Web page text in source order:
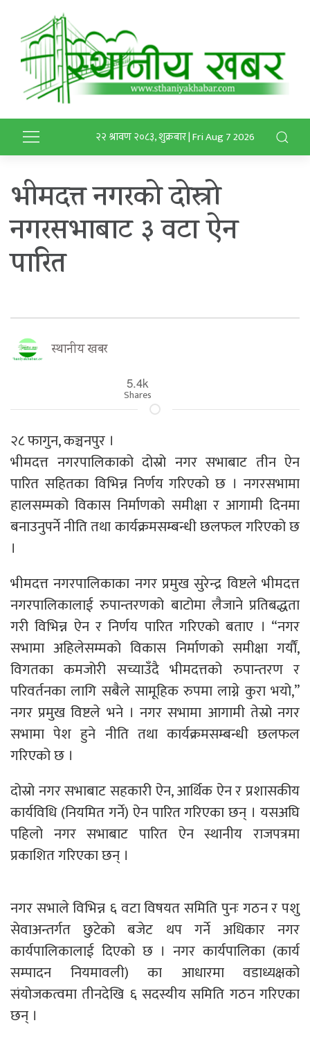
२२ श्रावण २०८३, शुक्रबार | Fri Aug 7 2026
भीमदत्त नगरको दोस्रो
नगरसभाबाट ३ वटा ऐन
पारित
स्थानीय खबर
5.4k
Shares
२८ फागुन, कञ्चनपुर ।
भीमदत्त नगरपालिकाको दोस्रो नगर सभाबाट तीन ऐन
पारित सहितका विभिन्न निर्णय गरिएको छ । नगरसभामा
हालसम्मको विकास निर्माणको समीक्षा र आगामी दिनमा
बनाउनुपर्ने नीति तथा कार्यक्रमसम्बन्धी छलफल गरिएको छ
।
भीमदत्त नगरपालिकाका नगर प्रमुख सुरेन्द्र विष्टले भीमदत्त
नगरपालिकालाई रुपान्तरणको बाटोमा लैजाने प्रतिबद्धता
गरी विभिन्न ऐन र निर्णय पारित गरिएको बताए । “नगर
सभामा अहिलेसम्मको विकास निर्माणको समीक्षा गर्याैं,
विगतका कमजोरी सच्याउँदै भीमदत्तको रुपान्तरण र
परिवर्तनका लागि सबैले सामूहिक रुपमा लाग्ने कुरा भयो,”
नगर प्रमुख विष्टले भने । नगर सभामा आगामी तेस्रो नगर
सभामा पेश हुने नीति तथा कार्यक्रमसम्बन्धी छलफल
गरिएको छ ।
दोस्रो नगर सभाबाट सहकारी ऐन, आर्थिक ऐन र प्रशासकीय
कार्यविधि (नियमित गर्ने) ऐन पारित गरिएका छन् । यसअघि
पहिलो नगर सभाबाट पारित ऐन स्थानीय राजपत्रमा
प्रकाशित गरिएका छन् ।
नगर सभाले विभिन्न ६ वटा विषयत समिति पुनः गठन र पशु
सेवाअन्तर्गत छुटेको बजेट थप गर्ने अधिकार नगर
कार्यपालिकालाई दिएको छ । नगर कार्यपालिका (कार्य
सम्पादन नियमावली) का आधारमा वडाध्यक्षको
संयोजकत्वमा तीनदेखि ६ सदस्यीय समिति गठन गरिएका
छन् ।